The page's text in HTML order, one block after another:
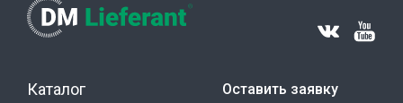
Каталог Оставить заявку